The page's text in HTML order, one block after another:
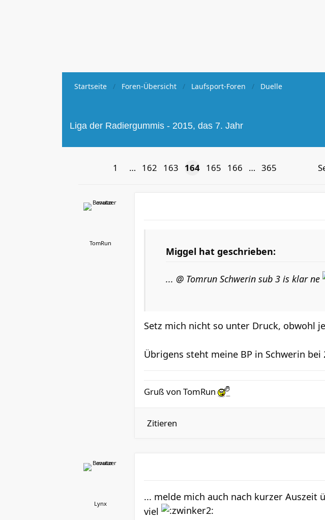
Startseite Foren-Übersicht Laufsport-Foren Duelle
Liga der Radiergummis - 2015, das 7. Jahr
1 … 162 163 164 165 166 … 365
TomRun
Miggel hat geschrieben:
... @ Tomrun Schwerin sub 3 is klar ne
Setz mich nicht so unter Druck, obwohl
Übrigens steht meine BP in Schwerin bei
Gruß von TomRun
Zitieren
Lynx
... melde mich auch nach kurzer Auszeit
viel